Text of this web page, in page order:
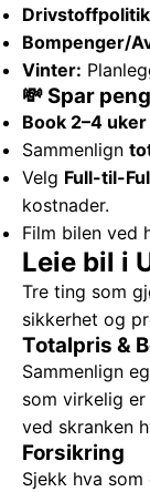
Bompenger/
Vinter:
💸 Spar
Book 2–4
Sammenlign
Velg Full-til-
kostnader.
Film bilen ved
Leie bil i
Tre ting som
sikkerhet og
Totalpris &
Sammenlign
som virkelig
ved skranken
Forsikring
Sjekk hva